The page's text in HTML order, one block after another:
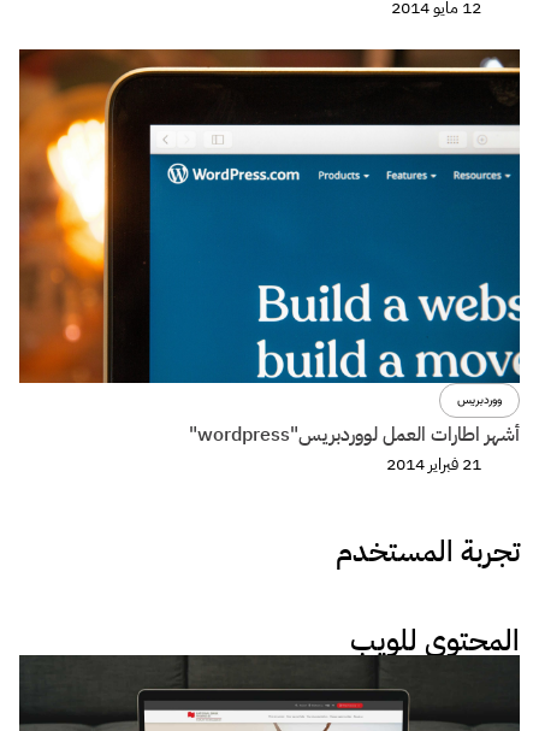
12 مايو 2014
ووردبريس
أشهر اطارات العمل لووردبريس"wordpress"
21 فبراير 2014
تجربة المستخدم
المحتوى للويب